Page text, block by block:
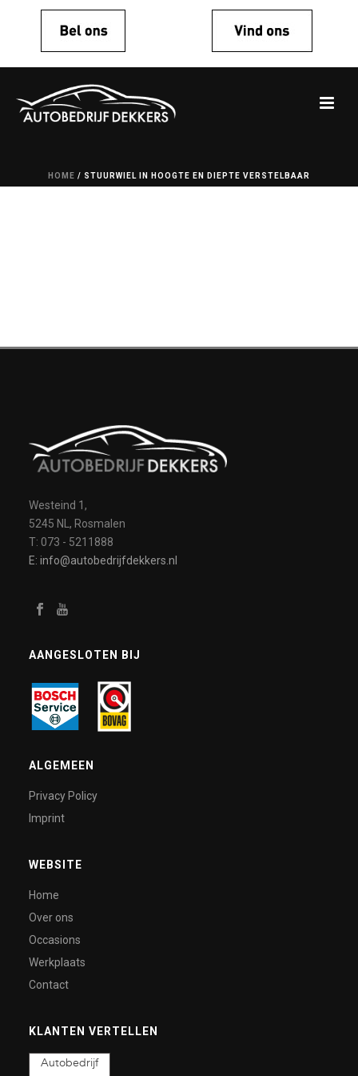
HOME / STUURWIEL IN HOOGTE EN DIEPTE VERSTELBAAR
Westeind 1,
5245 NL, Rosmalen
T: 073 - 5211888
E: info@autobedrijfdekkers.nl
AANGESLOTEN BIJ
ALGEMEEN
Privacy Policy
Imprint
WEBSITE
Home
Over ons
Occasions
Werkplaats
Contact
KLANTEN VERTELLEN
Autobedrijf